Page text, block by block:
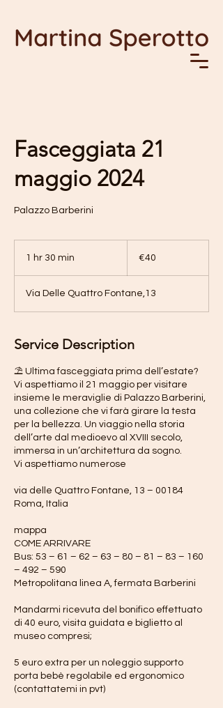
Fasceggiata 21
maggio 2024
Palazzo Barberini
1 hr 30 min
0
m
€40
Via Delle Quattro Fontane,13
Service Description
⛱️ Ultima fasceggiata prima dell’estate?
Vi aspettiamo il 21 maggio per visitare
insieme le meraviglie di Palazzo Barberini,
una collezione che vi farà girare la testa
per la bellezza. Un viaggio nella storia
dell’arte dal medioevo al XVIII secolo,
immersa in un’architettura da sogno.
Vi aspettiamo numerose
via delle Quattro Fontane, 13 – 00184
Roma, Italia
mappa
COME ARRIVARE
Bus: 53 – 61 – 62 – 63 – 80 – 81 – 83 – 160
– 492 – 590
Metropolitana linea A, fermata Barberini
Mandarmi ricevuta del bonifico effettuato
di 40 euro, visita guidata e biglietto al
museo compresi;
5 euro extra per un noleggio supporto
porta bebè regolabile ed ergonomico
(contattatemi in pvt)